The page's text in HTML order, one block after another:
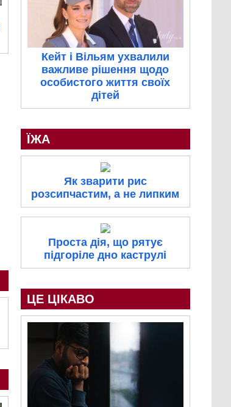
Кейт і Вільям ухвалили
важливе рішення щодо
особистого життя своїх
дітей
ЇЖА
Як зварити рис
розсипчастим, а не липким
Проста дія, що рятує
підгоріле дно каструлі
ЦЕ ЦІКАВО